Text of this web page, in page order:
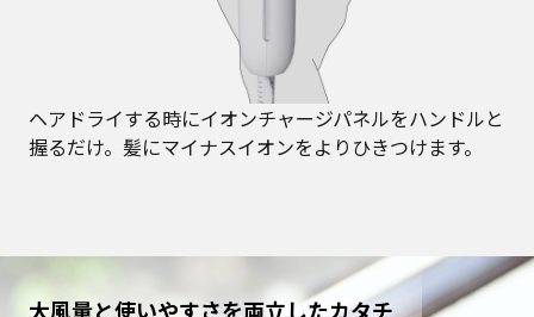
ヘアドライする時にイオンチャージパネルをハンドルと
握るだけ。髪にマイナスイオンをよりひきつけます。
大風量と使いやすさを両立したカタチ